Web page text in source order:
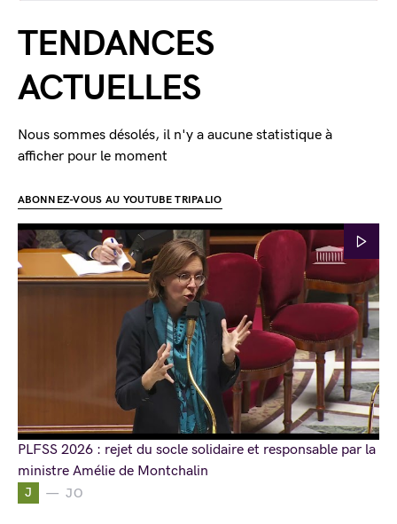
J JO
TENDANCES
ACTUELLES
Nous sommes désolés, il n'y a aucune statistique à
afficher pour le moment
ABONNEZ-VOUS AU YOUTUBE TRIPALIO
PLFSS 2026 : rejet du socle solidaire et responsable par la
ministre Amélie de Montchalin